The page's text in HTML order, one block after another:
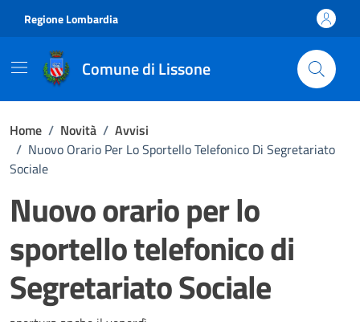
Regione Lombardia
Comune di Lissone
Home / Novità / Avvisi
/ Nuovo Orario Per Lo Sportello Telefonico Di Segretariato
Sociale
Nuovo orario per lo
sportello telefonico di
Segretariato Sociale